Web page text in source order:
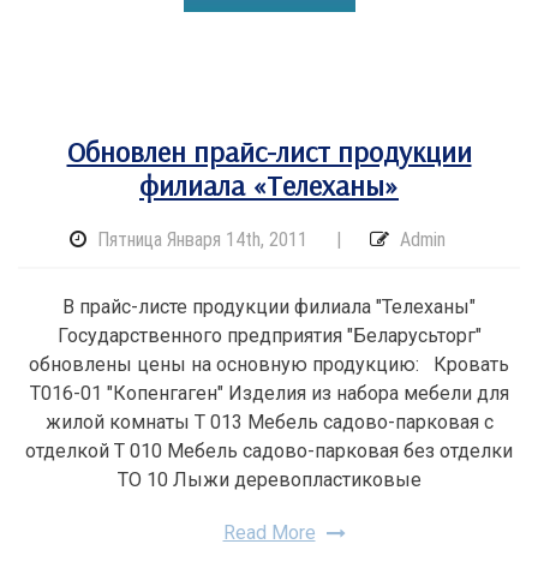
Обновлен прайс-лист продукции
филиала «Телеханы»
Пятница Января 14th, 2011 | Admin
В прайс-листе продукции филиала "Телеханы"
Государственного предприятия "Беларусьторг"
обновлены цены на основную продукцию: Кровать
Т016-01 "Копенгаген" Изделия из набора мебели для
жилой комнаты Т 013 Мебель садово-парковая с
отделкой Т 010 Мебель садово-парковая без отделки
ТО 10 Лыжи деревопластиковые
Read More